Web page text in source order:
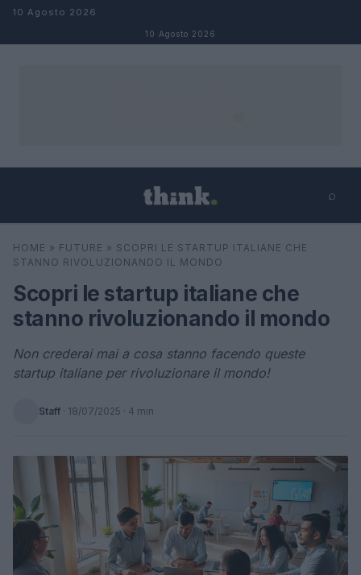
Salta al contenuto
10 Agosto 2026
10 Agosto 2026
⌕
Cerca ⌕
HOME » FUTURE » SCOPRI LE STARTUP ITALIANE CHE
STANNO RIVOLUZIONANDO IL MONDO
Scopri le startup italiane che
stanno rivoluzionando il mondo
Non crederai mai a cosa stanno facendo queste
startup italiane per rivoluzionare il mondo!
Staff · 18/07/2025 · 4 min